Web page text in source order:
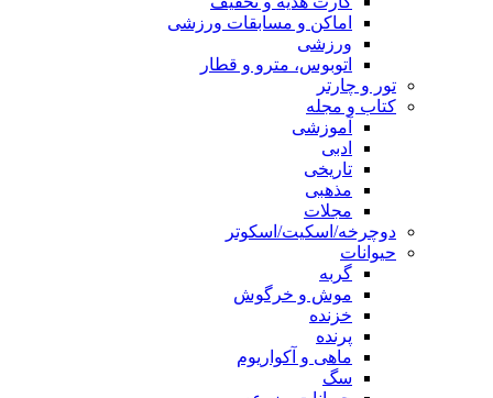
اماکن و مسابقات ورزشی
ورزشی
اتوبوس، مترو و قطار
تور و چارتر
کتاب و مجله
آموزشی
ادبی
تاریخی
مذهبی
مجلات
دوچرخه/اسکیت/اسکوتر
حیوانات
گربه
موش و خرگوش
خزنده
پرنده
ماهی و آکواریوم
سگ